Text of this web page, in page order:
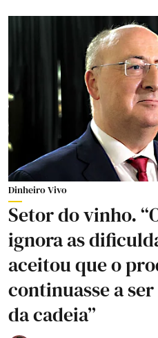
Dinheiro Vivo
Setor do vinho.
ignora as
aceitou que o
continuasse a
da cadeia”